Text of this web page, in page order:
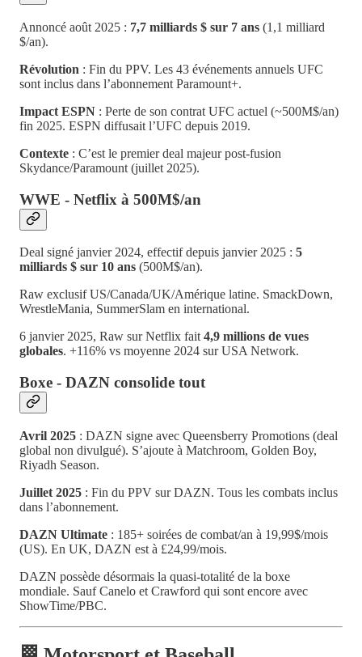
Annoncé août 2025 : 7,7 milliards $ sur 7 ans (1,1 milliard
$/an).
Révolution : Fin du PPV. Les 43 événements annuels UFC
sont inclus dans l’abonnement Paramount+.
Impact ESPN : Perte de son contrat UFC actuel (~500M$/an)
fin 2025. ESPN diffusait l’UFC depuis 2019.
Contexte : C’est le premier deal majeur post-fusion
Skydance/Paramount (juillet 2025).
WWE - Netflix à 500M$/an
Deal signé janvier 2024, effectif depuis janvier 2025 : 5
milliards $ sur 10 ans (500M$/an).
Raw exclusif US/Canada/UK/Amérique latine. SmackDown,
WrestleMania, SummerSlam en international.
6 janvier 2025, Raw sur Netflix fait 4,9 millions de vues
globales. +116% vs moyenne 2024 sur USA Network.
Boxe - DAZN consolide tout
Avril 2025 : DAZN signe avec Queensberry Promotions (deal
global non divulgué). S’ajoute à Matchroom, Golden Boy,
Riyadh Season.
Juillet 2025 : Fin du PPV sur DAZN. Tous les combats inclus
dans l’abonnement.
DAZN Ultimate : 185+ soirées de combat/an à 19,99$/mois
(US). En UK, DAZN est à £24,99/mois.
DAZN possède désormais la quasi-totalité de la boxe
mondiale. Sauf Canelo et Crawford qui sont encore avec
ShowTime/PBC.